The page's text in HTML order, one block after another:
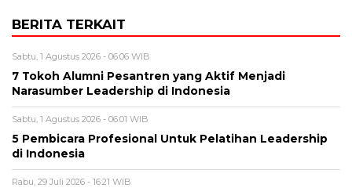
BERITA TERKAIT
Sabtu, 1 Agustus 2026 - 06:06 WIB
7 Tokoh Alumni Pesantren yang Aktif Menjadi
Narasumber Leadership di Indonesia
Sabtu, 1 Agustus 2026 - 06:01 WIB
5 Pembicara Profesional Untuk Pelatihan Leadership
di Indonesia
Rabu, 29 Juli 2026 - 16:21 WIB